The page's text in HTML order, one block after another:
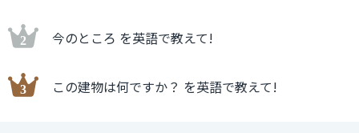
今のところ を英語で教えて!
この建物は何ですか？ を英語で教えて!